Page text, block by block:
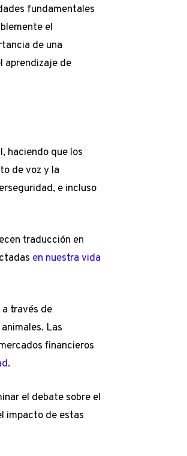
fundamentales
el
de una
aprendizaje de
haciendo que los
de voz y la
e incluso
traducción en
en nuestra vida
través de
Las
financieros
.
el debate sobre el
impacto de estas